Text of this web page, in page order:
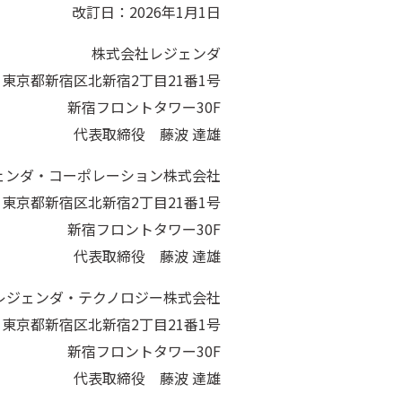
改訂日：2026年1月1日
株式会社レジェンダ
東京都新宿区北新宿2丁目21番1号
新宿フロントタワー30F
代表取締役 藤波 達雄
ンダ・コーポレーション株式会社
東京都新宿区北新宿2丁目21番1号
新宿フロントタワー30F
代表取締役 藤波 達雄
ジェンダ・テクノロジー株式会社
東京都新宿区北新宿2丁目21番1号
新宿フロントタワー30F
代表取締役 藤波 達雄